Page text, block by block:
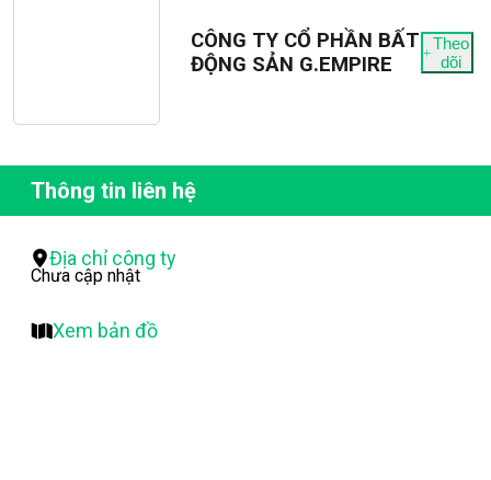
CÔNG TY CỔ PHẦN BẤT
ĐỘNG SẢN G.EMPIRE
Theo
dõi
Thông tin liên hệ
Địa chỉ công ty
Chưa cập nhật
Xem bản đồ